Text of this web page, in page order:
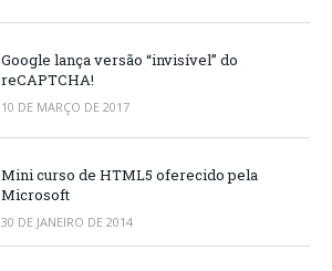
Google lança versão “invisível” do
reCAPTCHA!
10 DE MARÇO DE 2017
Mini curso de HTML5 oferecido pela
Microsoft
30 DE JANEIRO DE 2014